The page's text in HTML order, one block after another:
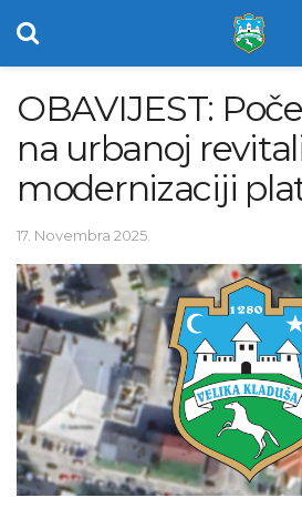
OBAVIJEST:
na urbanoj
modernizaciji
17. Novembra 2025.